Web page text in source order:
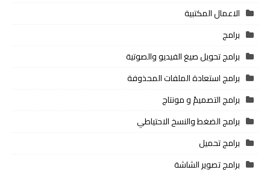
الاعمال المكتبية
برامج
برامج تحويل صيغ الفيديو والصوتية
برامج استعادة الملفات المحذوفة
برامج التصميمً و مونتاج
برامج الضغط والنسخ الاحتياطي
برامج تحميل
برامج تصوير الشاشة